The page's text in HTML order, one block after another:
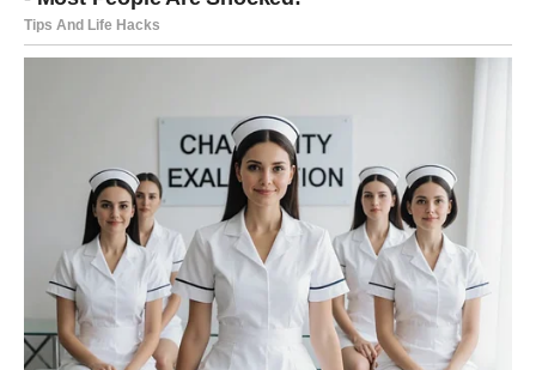
Ako ste zauzeti, odnos sa partnerom ulazi u topliju fazu.
VJERUJTE SVOJOJ SREĆI
Lavovi ponekad imaju naviku da sumnjaju u dobre stvari
kada konačno počnu dolaziti.
Nemojte to raditi ove sedmice.